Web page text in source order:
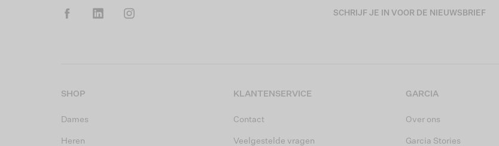
SCHRIJF JE IN VOOR DE NIEUWSBRIEF
SHOP
Dames
Heren
KLANTENSERVICE
Contact
Veelgestelde vragen
GARCIA
Over ons
Garcia Stories